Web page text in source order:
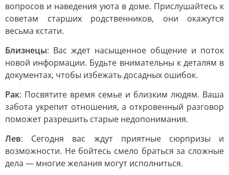
вопросов и наведения уюта в доме. Прислушайтесь к
советам старших родственников, они окажутся
весьма кстати.
Близнецы: Вас ждет насыщенное общение и поток
новой информации. Будьте внимательны к деталям в
документах, чтобы избежать досадных ошибок.
Рак: Посвятите время семье и близким людям. Ваша
забота укрепит отношения, а откровенный разговор
поможет разрешить старые недопонимания.
Лев: Сегодня вас ждут приятные сюрпризы и
возможности. Не бойтесь смело браться за сложные
дела — многие желания могут исполниться.